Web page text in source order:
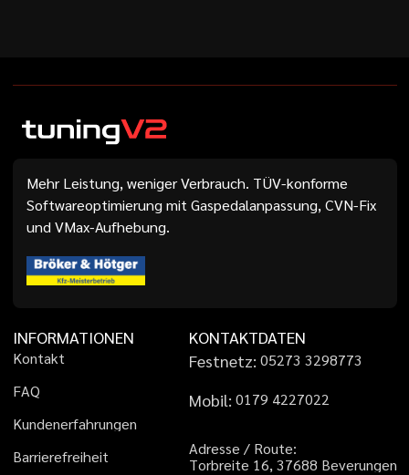
Mehr Leistung, weniger Verbrauch. TÜV-konforme
Softwareoptimierung mit Gaspedalanpassung, CVN-Fix
und VMax-Aufhebung.
INFORMATIONEN
Kontakt
FAQ
Kundenerfahrungen
Barrierefreiheit
KONTAKTDATEN
Festnetz: 05273 3298773
Mobil: 01 79 4227022
Adresse / Route:
Torbreite 16, 37688 Beverungen